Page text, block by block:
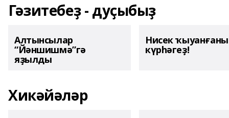
Гәзитебеҙ - дуҫыбыҙ
Алтынсылар
“Йәншишмә”гә
яҙылды
Нисек
күрһәгеҙ!
Хикәйәләр